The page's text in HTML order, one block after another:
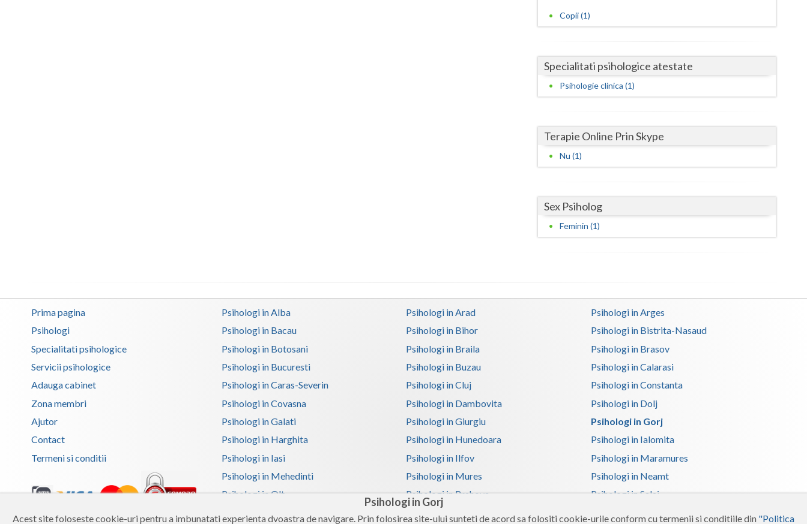
Psihologi in Gorj
Acest site foloseste cookie-uri pentru a imbunatati experienta dvoastra de navigare. Prin folosirea site-ului sunteti de acord sa folositi cookie-urile conform cu termenii si conditiile din "Politica
Iasi
Ilfov
Mehedinti
Sibiu
Suceava
Teleorman
Timis
Valcea
Vaslui
Copii (1)
Specialitati psihologice atestate
Psihologie clinica (1)
Terapie Online Prin Skype
Nu (1)
Sex Psiholog
Feminin (1)
Prima pagina
Psihologi
Specialitati psihologice
Servicii psihologice
Adauga cabinet
Zona membri
Ajutor
Contact
Termeni si conditii
Copyright 2026 Reframing SRL
Psihologi in Alba Psihologi in Arad
Psihologi in Arges
Psihologi in Bacau
Psihologi in Bihor
Psihologi in Bistrita-Nasaud
Psihologi in Botosani
Psihologi in Braila
Psihologi in Brasov
Psihologi in Bucuresti
Psihologi in Buzau
Psihologi in Calarasi
Psihologi in Caras-Severin
Psihologi in Cluj
Psihologi in Constanta
Psihologi in Covasna
Psihologi in Dambovita
Psihologi in Dolj
Psihologi in Galati
Psihologi in Giurgiu
Psihologi in Gorj
Psihologi in Harghita
Psihologi in Hunedoara
Psihologi in Ialomita
Psihologi in Iasi
Psihologi in Ilfov
Psihologi in Maramures
Psihologi in Mehedinti
Psihologi in Mures
Psihologi in Neamt
Psihologi in Olt
Psihologi in Prahova
Psihologi in Salaj